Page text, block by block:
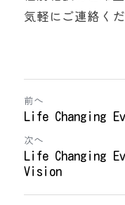
気軽にご連絡くだ
前へ
Life Changing
次へ
Life Changing
Vision